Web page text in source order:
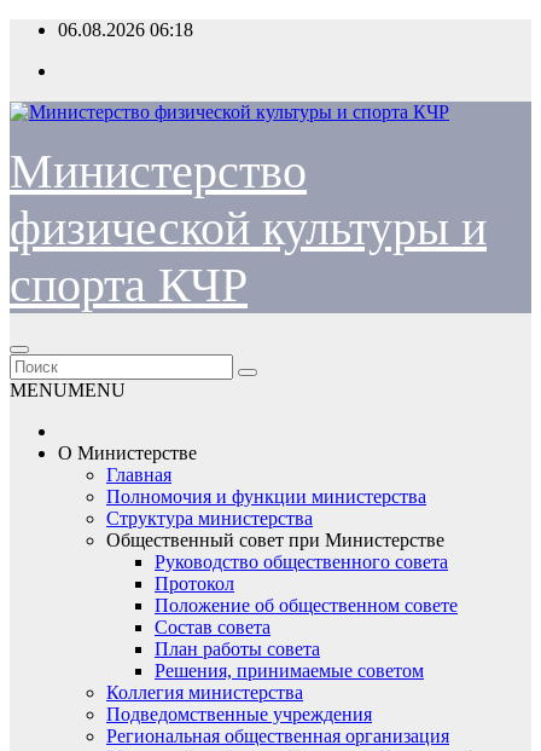
Перейти
содержимому
06.08.2026 06:18
Министерство
физической культуры и
спорта КЧР
MENUMENU
О Министерстве
Главная
Полномочия и функции министерства
Структура министерства
Общественный совет при Министерстве
Руководство общественного совета
Протокол
Положение об общественном совете
Состав совета
План работы совета
Решения, принимаемые советом
Коллегия министерства
Подведомственные учреждения
Региональная общественная организация